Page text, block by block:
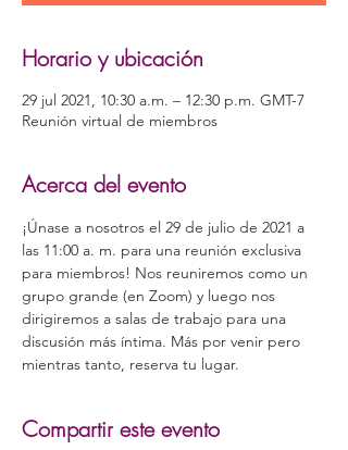
Horario y ubicación
29 jul 2021, 10:30 a.m. – 12:30 p.m. GMT-7
Reunión virtual de miembros
Acerca del evento
¡Únase a nosotros el 29 de julio de 2021 a
las 11:00 a. m. para una reunión exclusiva
para miembros! Nos reuniremos como un
grupo grande (en Zoom) y luego nos
dirigiremos a salas de trabajo para una
discusión más íntima. Más por venir pero
mientras tanto, reserva tu lugar.
Compartir este evento